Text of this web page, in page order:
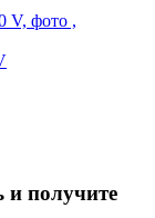
и получите